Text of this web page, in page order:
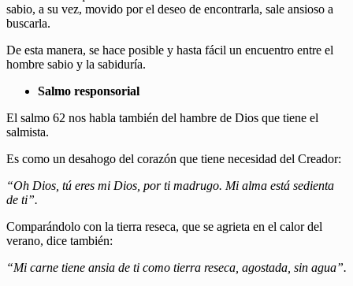
sabio, a su vez, movido por el deseo de encontrarla, sale ansioso a
buscarla.
De esta manera, se hace posible y hasta fácil un encuentro entre el
hombre sabio y la sabiduría.
Salmo responsorial
El salmo 62 nos habla también del hambre de Dios que tiene el
salmista.
Es como un desahogo del corazón que tiene necesidad del Creador:
“Oh Dios, tú eres mi Dios, por ti madrugo. Mi alma está sedienta
de ti”.
Comparándolo con la tierra reseca, que se agrieta en el calor del
verano, dice también:
“Mi carne tiene ansia de ti como tierra reseca, agostada, sin agua”.